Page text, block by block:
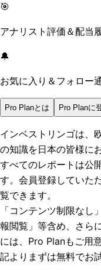
🎯
アナリスト評価＆配当
🔔
お気に入り＆フォロー
Pro Planとは Pro Planに
インベストリンゴは、
の知識を日本の皆様に
すべてのレポートは公
す。会員登録していた
覧できます。
「コンテンツ制限な
報閲覧」 等含め、さら
には、Pro Planもご用
記よりまずは無料でお